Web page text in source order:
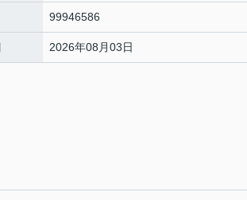
99946586
2026年08月03日